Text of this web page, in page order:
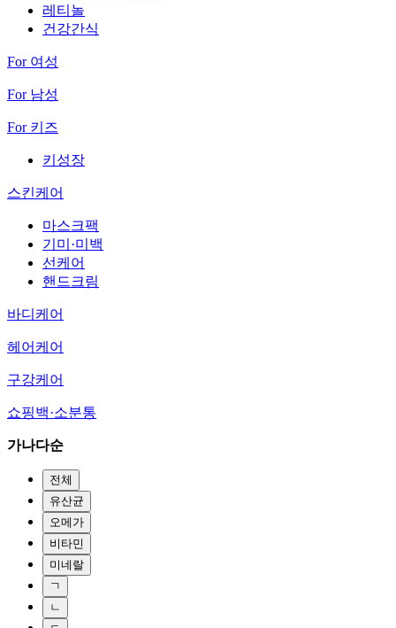
레티놀
건강간식
For 여성
For 남성
For 키즈
키성장
스킨케어
마스크팩
기미·미백
선케어
핸드크림
바디케어
헤어케어
구강케어
쇼핑백·소분통
가나다순
전체
유산균
오메가
비타민
미네랄
ㄱ
ㄴ